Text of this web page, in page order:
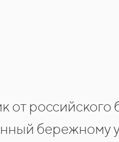
от российского
бережному